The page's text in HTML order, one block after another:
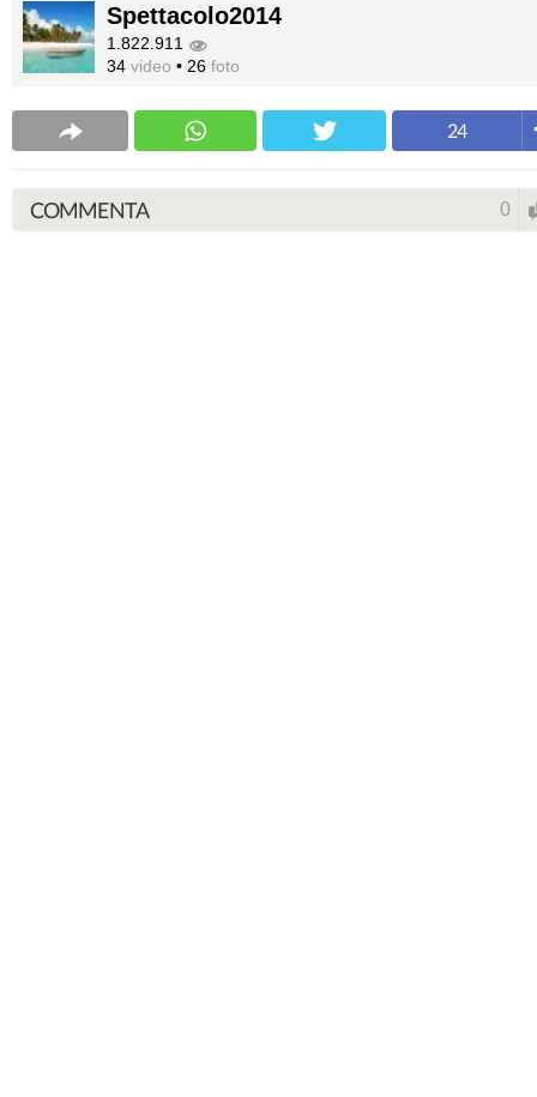
Spettacolo2014
1.822.911
34 video • 26 foto
24
COMMENTA 0